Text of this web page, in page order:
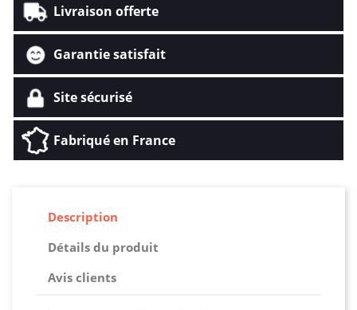
Livraison offerte
Garantie satisfait
Site sécurisé
Fabriqué en France
Description
Détails du produit
Avis clients